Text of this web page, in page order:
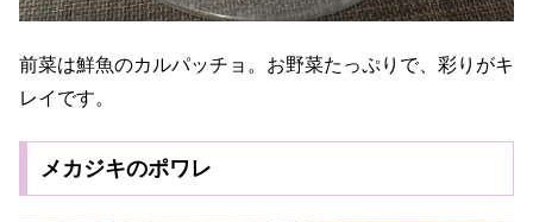
前菜は鮮魚のカルパッチョ。お野菜たっぷりで、彩りがキ
レイです。
メカジキのポワレ